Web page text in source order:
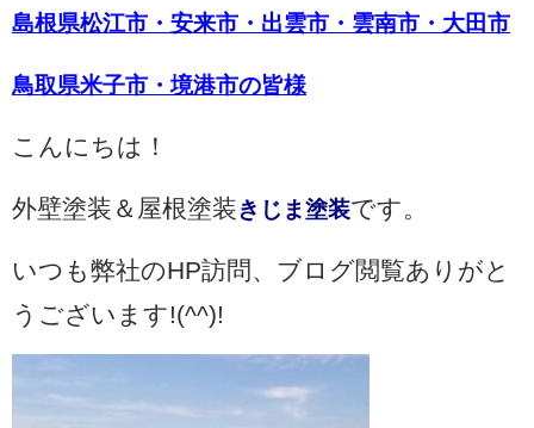
島根県松江市・安来市・出雲市・雲南市・大田市
鳥取県米子市・境港市の皆様
こんにちは！
外壁塗装＆屋根塗装きじま塗装です。
いつも弊社のHP訪問、ブログ閲覧ありがと
うございます!(^^)!